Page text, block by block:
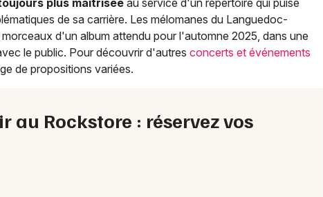
plus maîtrisée au service d'un répertoire qui puise
de sa carrière. Les mélomanes du Languedoc-
d'un album attendu pour l'automne 2025, dans une
le public. Pour découvrir d'autres concerts et événements
de propositions variées.
Rockstore : réservez vos